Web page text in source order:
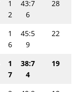
1
2
43:7
6
28
1
6
45:5
9
22
1
7
38:7
4
19